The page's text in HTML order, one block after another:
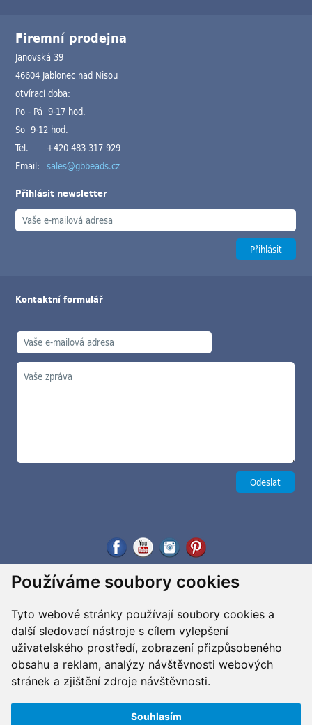
Používáme soubory cookies
Tyto webové stránky používají soubory cookies a
další sledovací nástroje s cílem vylepšení
uživatelského prostředí, zobrazení přizpůsobeného
obsahu a reklam, analýzy návštěvnosti webových
stránek a zjištění zdroje návštěvnosti.
Souhlasím
Firemní prodejna
Janovská 39
46604 Jablonec nad Nisou
otvírací doba:
Po - Pá 9-17 hod.
So 9-12 hod.
Tel.
+420 483 317 929
Email: sales@gbbeads.cz
Přihlásit newsletter
Kontaktní formulář